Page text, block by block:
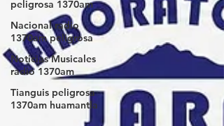
peligrosa 1370am
Nacional radio
1370am peligrosa
Noticias Musicales
radio 1370am
Tianguis peligrosa
1370am huamantla